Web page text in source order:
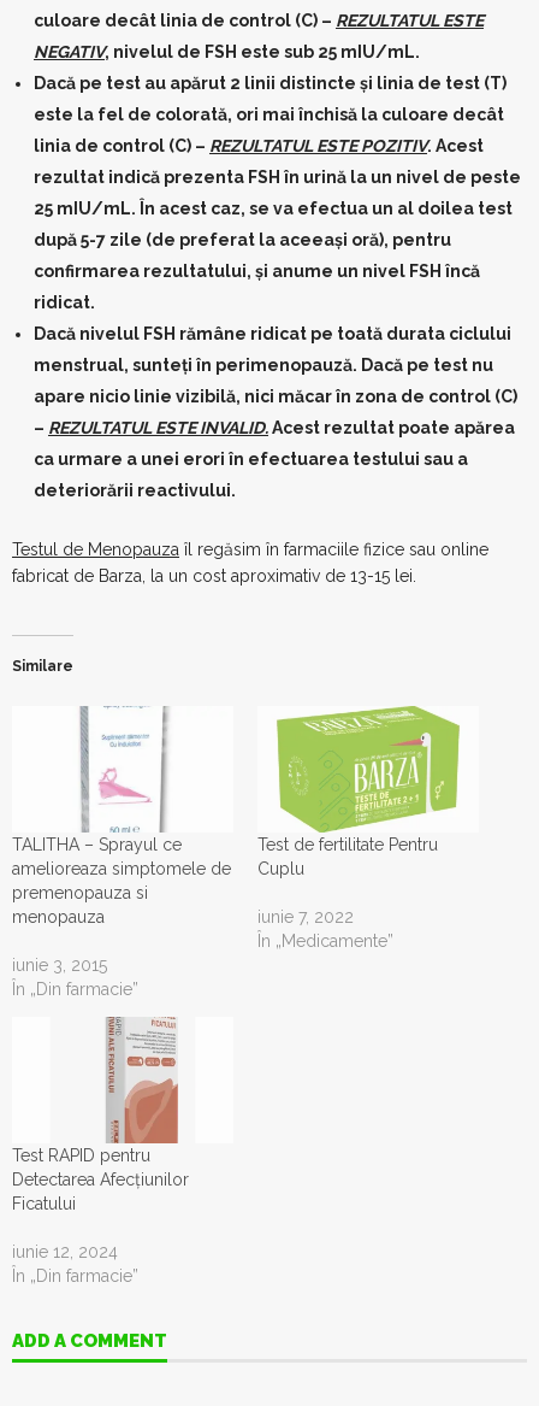
culoare decât linia de control (C) – REZULTATUL ESTE
NEGATIV, nivelul de FSH este sub 25 mIU/mL.
Dacă pe test au apărut 2 linii distincte și linia de test (T)
este la fel de colorată, ori mai închisă la culoare decât
linia de control (C) – REZULTATUL ESTE POZITIV. Acest
rezultat indică prezenta FSH în urină la un nivel de peste
25 mIU/mL. În acest caz, se va efectua un al doilea test
după 5-7 zile (de preferat la aceeași oră), pentru
confirmarea rezultatului, și anume un nivel FSH încă
ridicat.
Dacă nivelul FSH rămâne ridicat pe toată durata ciclului
menstrual, sunteți în perimenopauză. Dacă pe test nu
apare nicio linie vizibilă, nici măcar în zona de control (C)
– REZULTATUL ESTE INVALID.Acest rezultat poate apărea
ca urmare a unei erori în efectuarea testului sau a
deteriorării reactivului.
Testul de Menopauza îl regăsim în farmaciile fizice sau online
fabricat de Barza, la un cost aproximativ de 13-15 lei.
Similare
TALITHA – Sprayul ce
amelioreaza simptomele de
premenopauza si
menopauza
iunie 3, 2015
În „Din farmacie”
Test de fertilitate Pentru
Cuplu
iunie 7, 2022
În „Medicamente”
Test RAPID pentru
Detectarea Afecțiunilor
Ficatului
iunie 12, 2024
În „Din farmacie”
ADD A COMMENT